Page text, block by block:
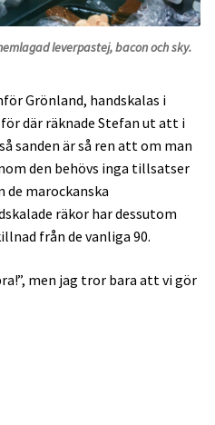
leverpastej, bacon och sky.
Grönland, handskalas i
där räknade Stefan ut att i
sanden är så ren att om man
den behövs inga tillsatser
marockanska
räkor har dessutom
från de vanliga 90.
men jag tror bara att vi gör